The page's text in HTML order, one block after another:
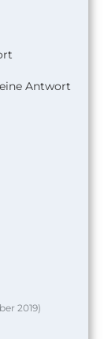
Antwort
2019)